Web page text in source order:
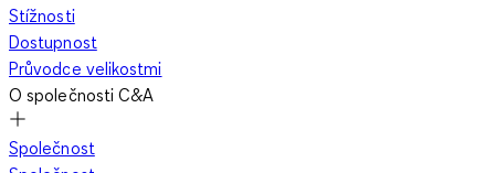
Stížnosti
Dostupnost
Průvodce velikostmi
O společnosti C&A
Společnost